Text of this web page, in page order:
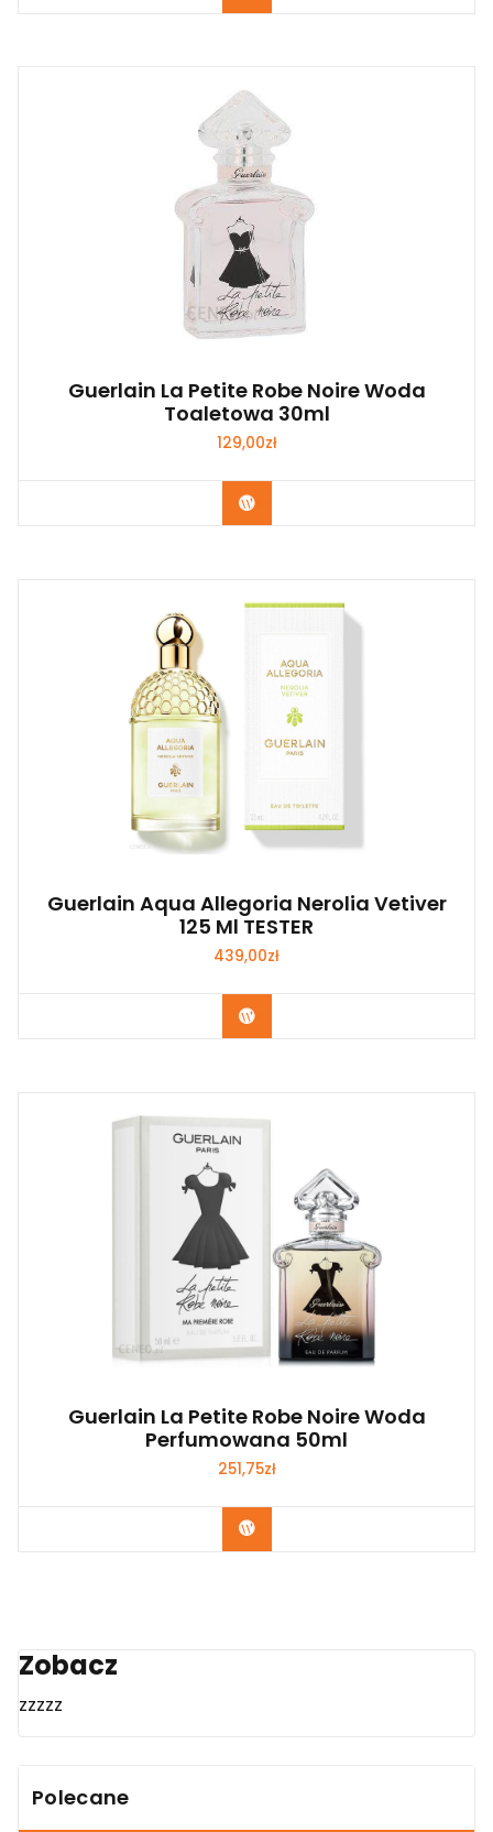
Guerlain La Petite Robe Noire Woda
Toaletowa 30ml
129,00zł
Zobacz
Guerlain Aqua Allegoria Nerolia Vetiver
125 Ml TESTER
439,00zł
Zobacz
Guerlain La Petite Robe Noire Woda
Perfumowana 50ml
251,75zł
Zobacz
Zobacz
zzzzz
Polecane